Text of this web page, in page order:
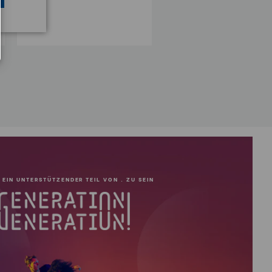
UNTERSTÜTZENDER TEIL VON . ZU SEIN